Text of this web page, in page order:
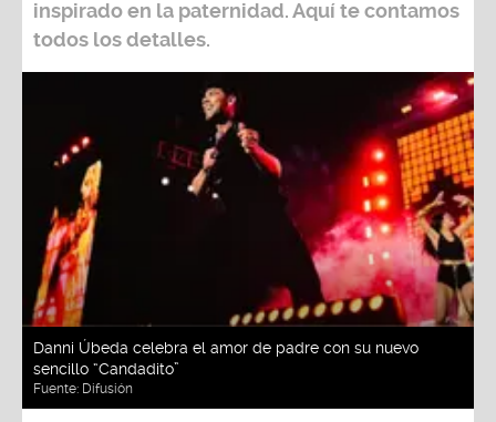
inspirado en la paternidad. Aquí te contamos
todos los detalles.
Danni Úbeda celebra el amor de padre con su nuevo
sencillo “Candadito”
Fuente: Difusión